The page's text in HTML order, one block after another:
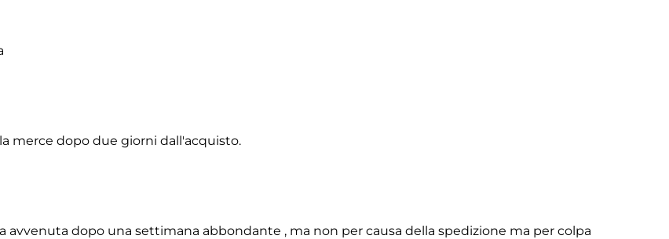
merce dopo due giorni dall'acquisto.
avvenuta dopo una settimana abbondante , ma non per causa della spedizione ma per colpa